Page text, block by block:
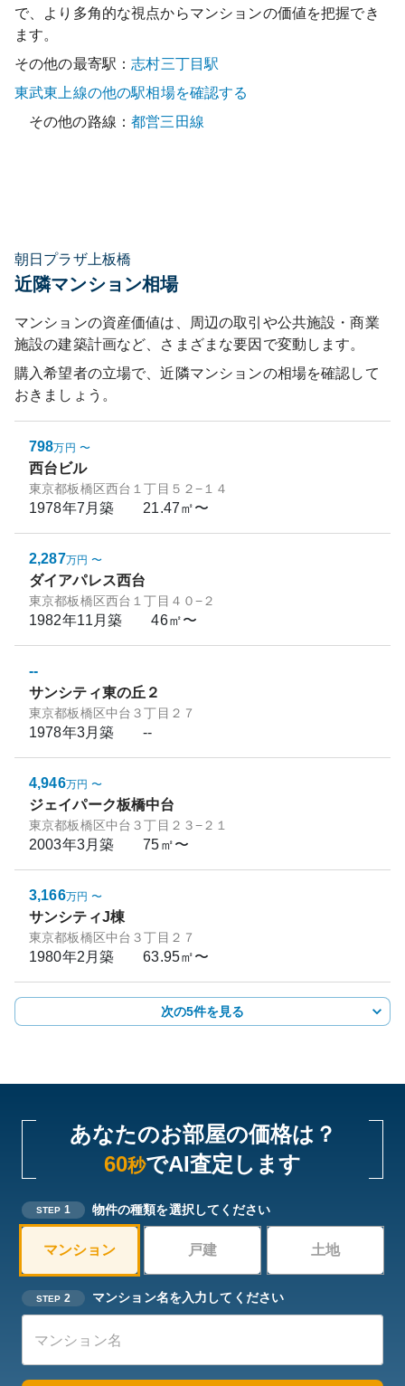
で、より多角的な視点からマンションの価値を把握でき
ます。
その他の最寄駅：志村三丁目 駅
東武東上線の他の駅相場を確認する
その他の路線：都営三田線
朝日プラザ上板橋
近隣マンション相場
マンションの資産価値は、周辺の取引や公共施設・商業
施設の建築計画など、さまざまな要因で変動します。
購入希望者の立場で、近隣マンションの相場を確認して
おきましょう。
798万円 〜
西台ビル
東京都板橋区西台１丁目５２−１４
1978年7月築 21.47㎡〜
2,287万円 〜
ダイアパレス西台
東京都板橋区西台１丁目４０−２
1982年11月築 46㎡〜
--
サンシティ東の丘２
東京都板橋区中台３丁目２７
1978年3月築 --
4,946万円 〜
ジェイパーク板橋中台
東京都板橋区中台３丁目２３−２１
2003年3月築 75㎡〜
3,166万円 〜
サンシティJ棟
東京都板橋区中台３丁目２７
1980年2月築 63.95㎡〜
次の5件を見る
あなたのお部屋の価格は？
60秒でAI査定します
STEP 1 物件の種類を選択してください
マンション 戸建 土地
STEP 2 マンション名を入力してください